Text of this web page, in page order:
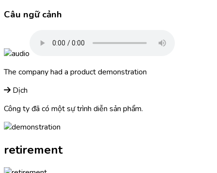
Câu ngữ cảnh
The company had a productdemonstration
Dịch
Công ty đã có một sự trình diễn sản phẩm.
retirement